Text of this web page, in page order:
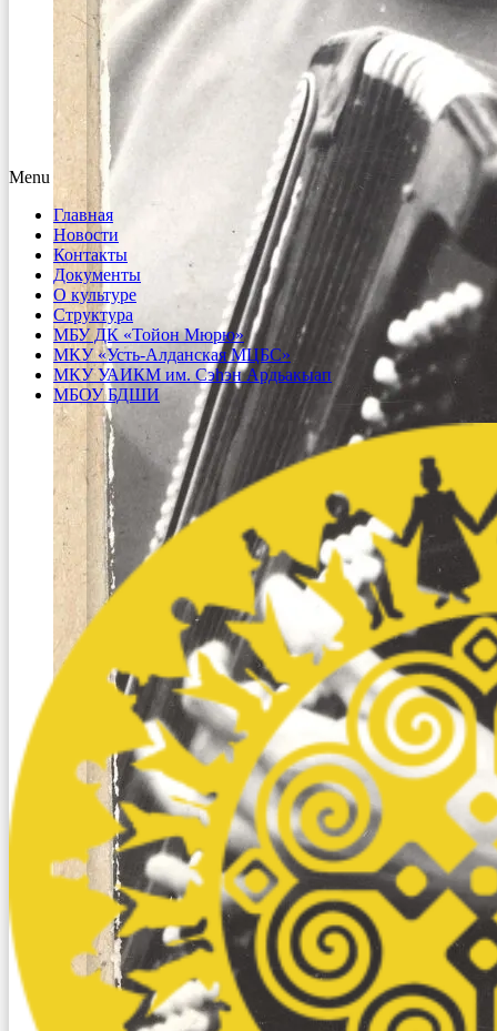
Menu
Главная
Новости
Контакты
Документы
О культуре
Структура
МБУ ДК «Тойон Мюрю»
МКУ «Усть-Алданская МЦБС»
МКУ УАИКМ им. Сэһэн Ардьакыап
МБОУ БДШИ